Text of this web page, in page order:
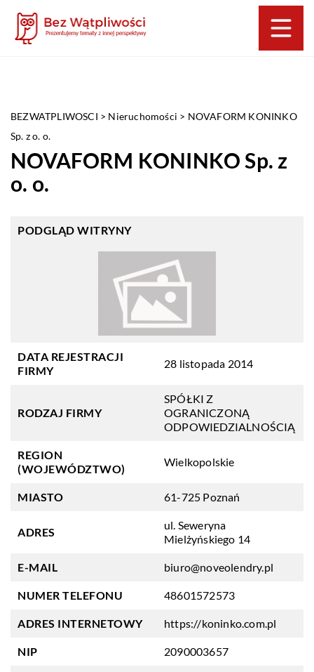
BEZWATPLIWOSCI > Nieruchomości > NOVAFORM KONINKO
Sp. z o. o.
NOVAFORM KONINKO Sp. z
o. o.
PODGLĄD WITRYNY
DATA REJESTRACJI
FIRMY
28 listopada 2014
RODZAJ FIRMY
SPÓŁKI Z
OGRANICZONĄ
ODPOWIEDZIALNOŚCIĄ
REGION
(WOJEWÓDZTWO)
Wielkopolskie
MIASTO 61-725 Poznań
ADRES
ul. Seweryna
Mielżyńskiego 14
E-MAIL biuro@noveolendry.pl
NUMER TELEFONU 48601572573
ADRES INTERNETOWY https://koninko.com.pl
NIP 2090003657